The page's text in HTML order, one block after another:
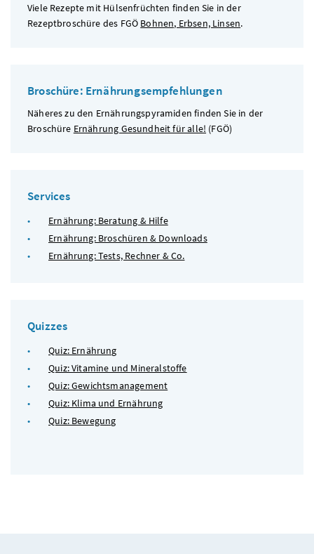
Viele Rezepte mit Hülsenfrüchten finden Sie in der
Rezeptbroschüre des FGÖ Bohnen, Erbsen, Linsen.
Broschüre: Ernährungsempfehlungen
Näheres zu den Ernährungspyramiden finden Sie in der
Broschüre Ernährung Gesundheit für alle! (FGÖ)
Services
Ernährung: Beratung & Hilfe
Ernährung: Broschüren & Downloads
Ernährung: Tests, Rechner & Co.
Quizzes
Quiz: Ernährung
Quiz: Vitamine und Mineralstoffe
Quiz: Gewichtsmanagement
Quiz: Klima und Ernährung
Quiz: Bewegung